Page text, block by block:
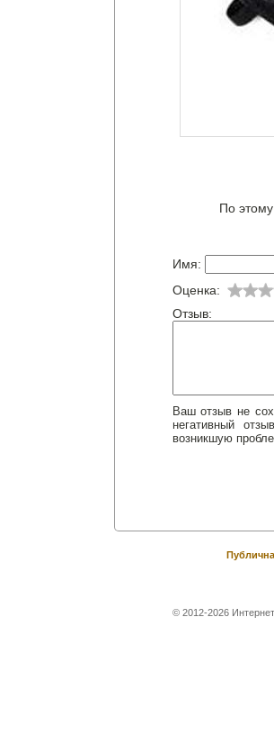
По
Имя:
Оценка:
Отзыв:
Ваш отзыв не
негативный
возникшую
© 2012-2026